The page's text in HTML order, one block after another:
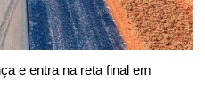
e entra na reta final em